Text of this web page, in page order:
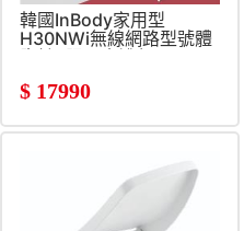
韓國InBody家用型
H30NWi無線網路型號體
$ 17990